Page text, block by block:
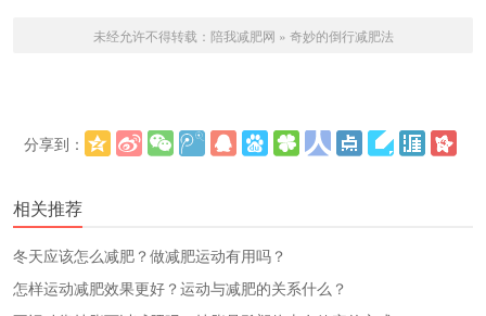
未经允许不得转载： 陪我减肥网 » 奇妙的倒行减肥法
分享到：
相关推荐
冬天应该怎么减肥？做减肥运动有用吗？
怎样运动减肥效果更好？运动与减肥的关系什么？